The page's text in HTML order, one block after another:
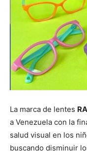
La marca de lentes
a Venezuela con la
salud visual en los
buscando disminuir